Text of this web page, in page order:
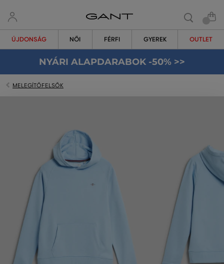
ÚJDONSÁG NŐI FÉRFI GYEREK OUTLET
NYÁRI ALAPDARABOK -50% >>
MELEGÍTŐFELSŐK